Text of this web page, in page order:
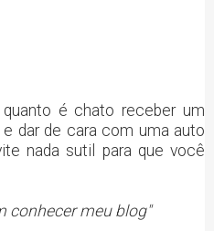
é chato receber um
dar de cara com uma auto
nada sutil para que você
conhecer meu blog"